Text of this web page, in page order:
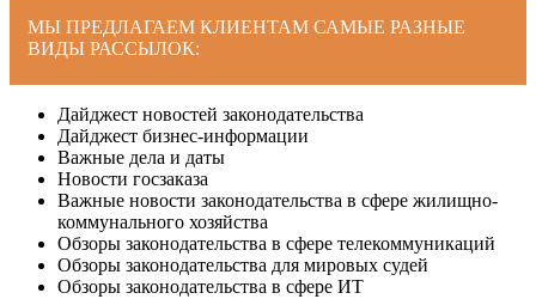
МЫ ПРЕДЛАГАЕМ КЛИЕНТАМ САМЫЕ РАЗНЫЕ
ВИДЫ РАССЫЛОК:
Дайджест новостей законодательства
Дайджест бизнес-информации
Важные дела и даты
Новости госзаказа
Важные новости законодательства в сфере жилищно-
коммунального хозяйства
Обзоры законодательства в сфере телекоммуникаций
Обзоры законодательства для мировых судей
Обзоры законодательства в сфере ИТ